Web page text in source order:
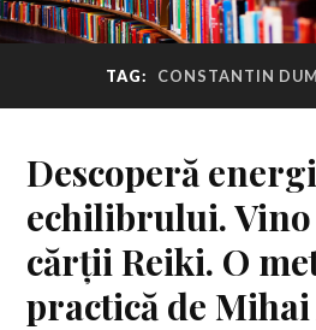
TAG: CONSTANTIN
Descoperă
echilibrului.
cărții Reiki. O
practică de